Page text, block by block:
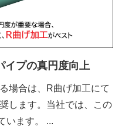
イプの真円度向上
場合は、R曲げ加工にて
します。当社では、この
います。 ...